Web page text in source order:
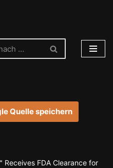
Quelle speichern
Receives FDA Clearance for